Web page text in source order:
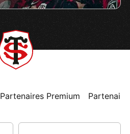
Partenaires Premium